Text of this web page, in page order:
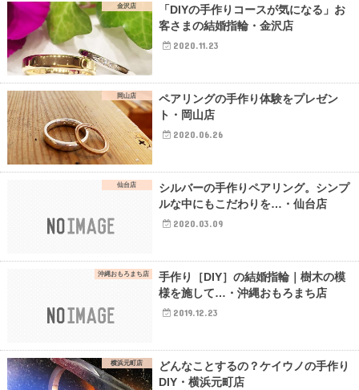
金沢店
「DIYの手作りコースが気になる」お
客さまの結婚指輪・金沢店
2020.11.23
岡山店
ペアリングの手作り体験をプレゼン
ト・岡山店
2020.06.26
仙台店
シルバーの手作りペアリング。シンプ
ルな中にもこだわりを…・仙台店
2020.03.09
沖縄おもろまち店
手作り［DIY］の結婚指輪｜樹木の模
様を施して…・沖縄おもろまち店
2019.12.23
横浜元町店
どんなことするの？ケイウノの手作り
DIY・横浜元町店